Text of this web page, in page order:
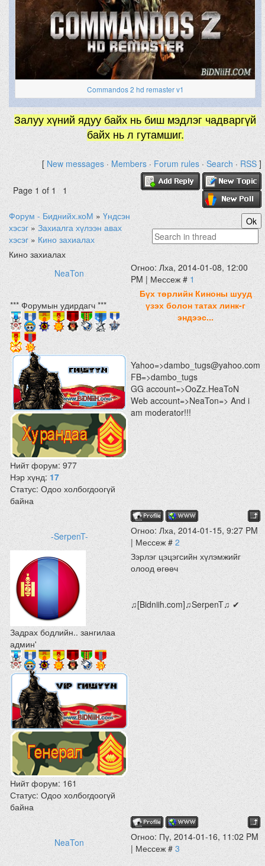
Commandos 2 hd remaster v1
Залуу хүний ядуу байх нь биш мэдлэг чадваргүй
байх нь л гутамшиг.
[New messages·Members·Forum rules·Search·RSS]
Page1of1 1
Форум - Биднийх.коМ » Үндсэн
хэсэг » Захиалга хүлээн авах
хэсэг » Кино захиалах
Кино захиалах
NeaTon
Огноо: Лха, 2014-01-08, 12:00
PM | Мессеж #1
*** Форумын удирдагч ***
Нийт форум:977
Нэр хүнд:17
Статус:Одоо холбогдоогүй
байна
Бүх төрлийн Киноны шууд
үзэх болон татах линк-г
эндээс...
Yahoo=>dambo_tugs@yahoo.com
FB=>dambo_tugs
GG account=>OoZz.HeaToN
Web account=>NeaTon=> And i
am moderator!!!
-SerpenT-
Огноо: Лха, 2014-01-15, 9:27 PM
| Мессеж #2
Задрах бодлийн.. зангилаа
админ'
Нийт форум:161
Статус:Одоо холбогдоогүй
байна
Зэрлэг цэцэгсийн хүлэмжийг
олоод өгөөч
♫[Bidniih.com]♫SerpenT♫ ✔
NeaTon
Огноо: Пү, 2014-01-16, 11:02 PM
| Мессеж #3